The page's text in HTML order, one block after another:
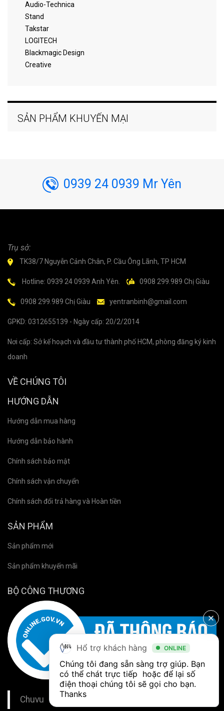
Audio-Technica
Stand
Takstar
LOGITECH
Blackmagic Design
Creative
SẢN PHẨM KHUYẾN MẠI
0939 24 0939 Mr Yên
Trụ sở:
TK38/7 Nguyễn Cảnh Chân, P. Cầu Ông Lãnh, TP HCM
Hotline: 0939 24 0939 Anh Yên. 0908 299.989 Chị Giàu
0908 299.989 Chị Giàu yentranbinh@gmail.com
GPKD: 0312655139 - Ngày cấp: 20/2/2014
Nơi cấp: Sở kế hoạch và đầu tư thành phố HCM, phòng đăng ký kinh
doanh
VỀ CHÚNG TÔI
HƯỚNG DẪN
Hướng dẫn mua hàng
Hướng dẫn bảo hành
Chính sách bảo mật
Chính sách vận chuyển
Chính sách đổi trả hàng và Hoàn tiền
SẢN PHẨM
Sản phẩm mới
Sản phẩm khuyến mãi
BỘ CÔNG THƯƠNG
Chuvu
Hổ trợ khách hàng ONLINE
Chúng tôi đang sẵn sàng trợ giúp. Bạn
có thể chát trực tiếp  hoặc để lại số
điện thoại chúng tôi sẽ gọi cho bạn.
Thanks